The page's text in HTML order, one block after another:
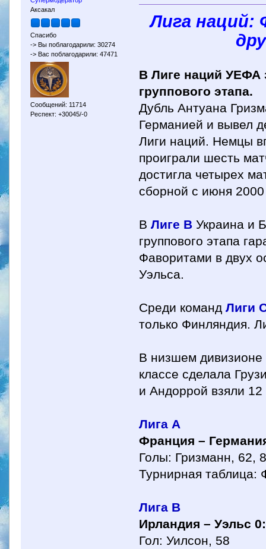
Аксакал
Спасибо
-> Вы поблагодарили: 30274
-> Вас поблагодарили: 47471
Сообщений: 11714
Респект: +30045/-0
Лига наций:
В Лиге наций УЕФА
группового этапа.
Дубль Антуана
Германией и вывел
Лиги наций. Немцы
проиграли шесть
достигла четырех
сборной с июня 2000
ВЛиге B Украина и
группового этапа
Фаворитами в двух
Уэльса.
Среди командЛиги
только Финляндия.
В низшем
классе сделала
и Андоррой взяли 12
Лига А
Франция –
Голы: Гризманн, 62,
Турнирная таблица:
Лига B
Ирландия – Уэльс
Гол: Уилсон, 58